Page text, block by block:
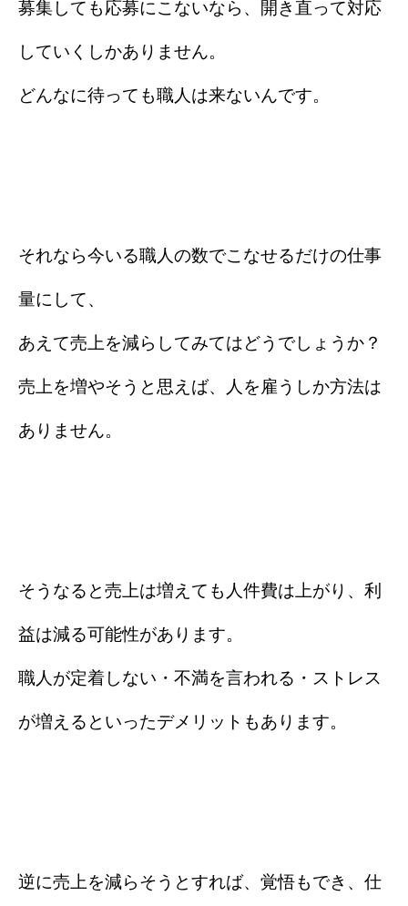
募集しても応募にこないなら、開き直って対応
していくしかありません。
どんなに待っても職人は来ないんです。
それなら今いる職人の数でこなせるだけの仕事
量にして、
あえて売上を減らしてみてはどうでしょうか？
売上を増やそうと思えば、人を雇うしか方法は
ありません。
そうなると売上は増えても人件費は上がり、利
益は減る可能性があります。
職人が定着しない・不満を言われる・ストレス
が増えるといったデメリットもあります。
逆に売上を減らそうとすれば、覚悟もでき、仕